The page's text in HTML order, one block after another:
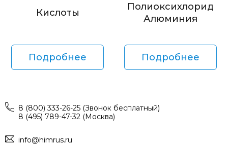
Кислоты
Подробнее
Полиоксихлорид
Алюминия
Подробнее
8 (800) 333-26-25 (Звонок бесплатный)
8 (495) 789-47-32 (Москва)
info@himrus.ru